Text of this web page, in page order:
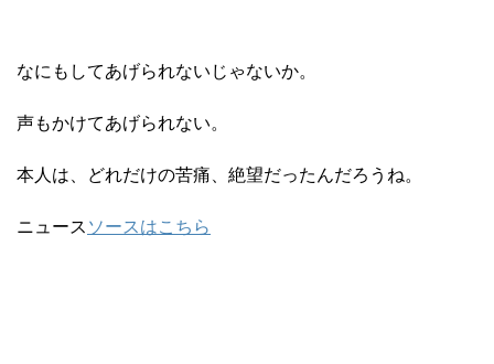
なにもしてあげられないじゃないか。
声もかけてあげられない。
本人は、どれだけの苦痛、絶望だったんだろうね。
ニュース ソースはこちら